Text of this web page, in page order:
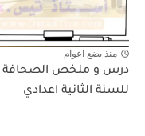
منذ بضع اعوام
درس و ملخص الصحافة
للسنة الثانية اعدادي